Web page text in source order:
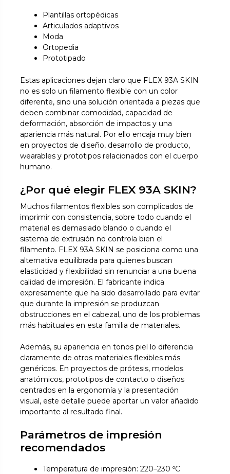
Plantillas ortopédicas
Articulados adaptivos
Moda
Ortopedia
Prototipado
Estas aplicaciones dejan claro que FLEX 93A SKIN
no es solo un filamento flexible con un color
diferente, sino una solución orientada a piezas que
deben combinar comodidad, capacidad de
deformación, absorción de impactos y una
apariencia más natural. Por ello encaja muy bien
en proyectos de diseño, desarrollo de producto,
wearables y prototipos relacionados con el cuerpo
humano.
¿Por qué elegir FLEX 93A SKIN?
Muchos filamentos flexibles son complicados de
imprimir con consistencia, sobre todo cuando el
material es demasiado blando o cuando el
sistema de extrusión no controla bien el
filamento. FLEX 93A SKIN se posiciona como una
alternativa equilibrada para quienes buscan
elasticidad y flexibilidad sin renunciar a una buena
calidad de impresión. El fabricante indica
expresamente que ha sido desarrollado para evitar
que durante la impresión se produzcan
obstrucciones en el cabezal, uno de los problemas
más habituales en esta familia de materiales.
Además, su apariencia en tonos piel lo diferencia
claramente de otros materiales flexibles más
genéricos. En proyectos de prótesis, modelos
anatómicos, prototipos de contacto o diseños
centrados en la ergonomía y la presentación
visual, este detalle puede aportar un valor añadido
importante al resultado final.
Parámetros de impresión
recomendados
Temperatura de impresión: 220–230 ºC